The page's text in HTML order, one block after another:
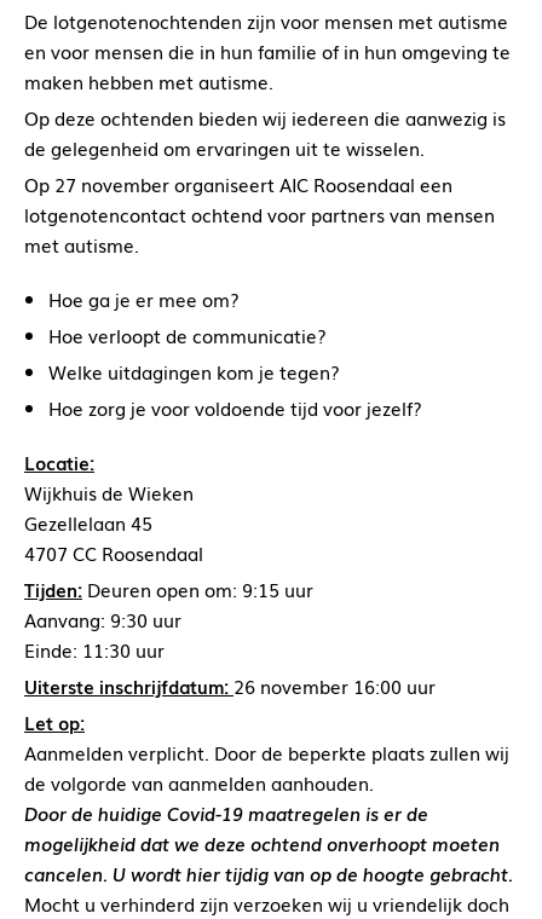
De lotgenotenochtenden zijn voor mensen met autisme
en voor mensen die in hun familie of in hun omgeving te
maken hebben met autisme.
Op deze ochtenden bieden wij iedereen die aanwezig is
de gelegenheid om ervaringen uit te wisselen.
Op 27 november organiseert AIC Roosendaal een
lotgenotencontact ochtend voor partners van mensen
met autisme.
Hoe ga je er mee om?
Hoe verloopt de communicatie?
Welke uitdagingen kom je tegen?
Hoe zorg je voor voldoende tijd voor jezelf?
Locatie:
Wijkhuis de Wieken
Gezellelaan 45
4707 CC Roosendaal
Tijden: Deuren open om: 9:15 uur
Aanvang: 9:30 uur
Einde: 11:30 uur
Uiterste inschrijfdatum: 26 november 16:00 uur
Let op:
Aanmelden verplicht. Door de beperkte plaats zullen wij
de volgorde van aanmelden aanhouden.
Door de huidige Covid-19 maatregelen is er de
mogelijkheid dat we deze ochtend onverhoopt moeten
cancelen. U wordt hier tijdig van op de hoogte gebracht.
Mocht u verhinderd zijn verzoeken wij u vriendelijk doch